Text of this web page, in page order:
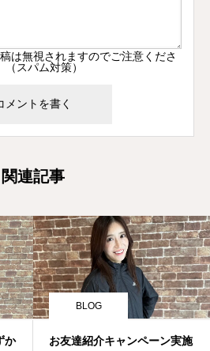
は無視されますのでご注意くださ
（スパム対策）
関連記事
か
BLOG
お友達紹介キャンペーン実施